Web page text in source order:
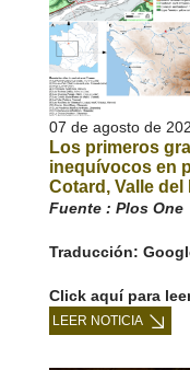
07 de agosto de
Los primeros
inequívocos en
Cotard, Valle del
Fuente : Plos One
Traducción:
Click aquí para
LEER NOTICIA